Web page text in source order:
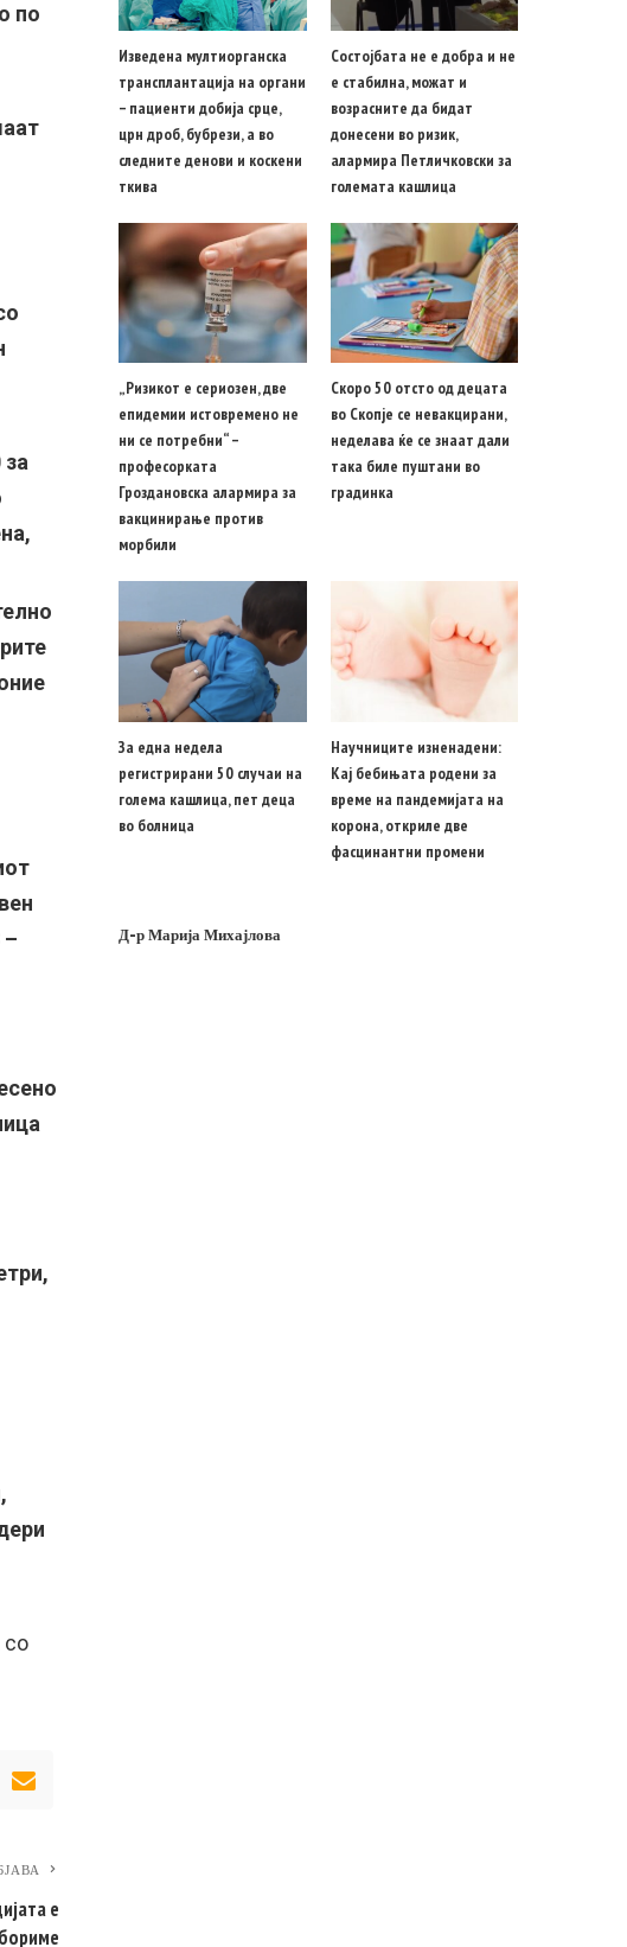
по
–
со
е
Изведена мултиорганска
трансплантација на органи
– пациенти добија срце,
црн дроб, бубрези, а во
следните денови и коскени
ткива
Состојбата не е добра и не
е стабилна, можат и
возрасните да бидат
донесени во ризик,
алармира Петличковски за
големата кашлица
„Ризикот е сериозен, две
епидемии истовремено не
ни се потребни“ –
професорката
Гроздановска алармира за
вакцинирање против
морбили
Скоро 50 отсто од децата
во Скопје се невакцирани,
неделава ќе се знаат дали
така биле пуштани во
градинка
За една недела
регистрирани 50 случаи на
голема кашлица, пет деца
во болница
Научниците изненадени:
Кај бебињата родени за
време на пандемијата на
корона, откриле две
фасцинантни промени
Д-р Марија Михајлова